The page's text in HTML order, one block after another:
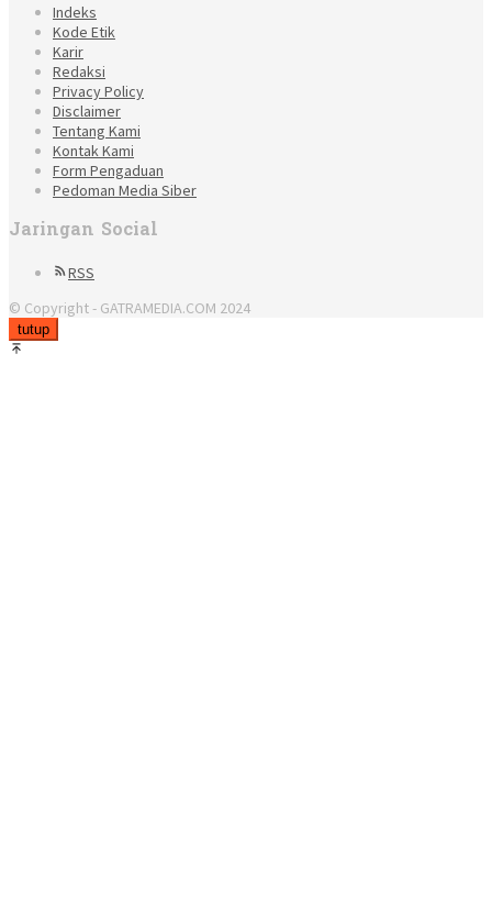
Indeks
Kode Etik
Karir
Redaksi
Privacy Policy
Disclaimer
Tentang Kami
Kontak Kami
Form Pengaduan
Pedoman Media Siber
Jaringan Social
RSS
© Copyright - GATRAMEDIA.COM 2024
tutup